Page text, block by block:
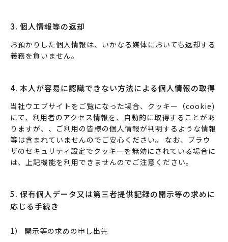
3. 個人情報等の返却
お預かりした個人情報は、いかなる媒体においても返却する
義務を負いません。
4. 本人が容易に認識できない方法による個人情報の取得
当社ウエブサイトをご覧になった場合、クッキー（cookie)
にて、利用者のアクセス情報を、自動的に取得することがあ
りますが、、ご利用の皆様の個人情報が判明するような情報
等は含まれていませんのでご安心ください。 なお、ブラウ
ザのセキュリティ設定でクッキーを無効にされている場合に
は、上記機能を利用できませんのでご注意ください。
5. 保有個人データ又は第三者提供記録の開示等の求めに
応じる手続き
1） 開示等の求めの申し出先